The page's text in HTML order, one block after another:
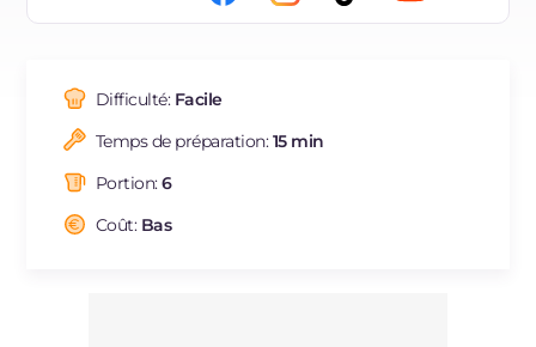
ES
NL
BR
Difficulté: Facile
Temps de préparation:15 min
Portion:6
Coût: Bas